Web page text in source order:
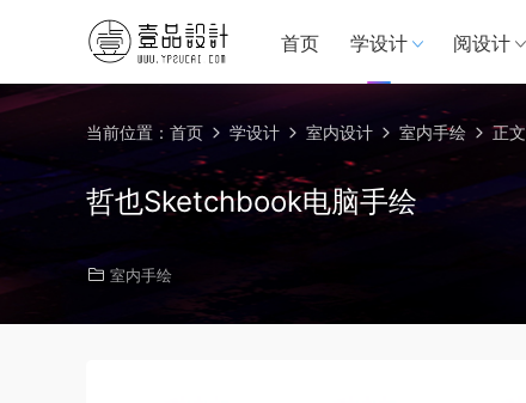
首页 学设计 阅设计
当前位置： 首页 学设计 室内设计 室内手绘 正文
哲也Sketchbook电脑手绘
室内手绘